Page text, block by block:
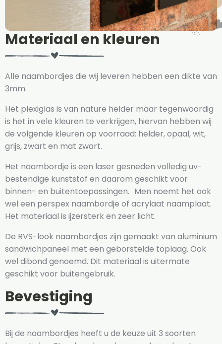
Materiaal en kleuren
Alle naambordjes die wij leveren hebben een dikte van
3mm.
Het plexiglas is van nature helder maar tegenwoordig
is het in vele kleuren te verkrijgen, hiervan hebben wij
de volgende kleuren op voorraad: helder, opaal, wit,
grijs, zwart en mat zwart.
Het naambordje is een laser gesneden volledig uv-
bestendige kunststof en daarom geschikt voor
binnen- en buitentoepassingen. Men noemt het ook
wel een perspex naambordje of acrylaat naamplaat.
Het materiaal is ijzersterk en zeer licht.
De RVS-look naambordjes zijn gemaakt van aluminium
sandwichpaneel met een geborstelde toplaag. Ook
wel dibond genoemd. Dit materiaal is uitermate
geschikt voor buitengebruik.
Bevestiging
Bij de naambordjes heeft u de keuze uit 3 soorten